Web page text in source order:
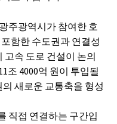
주광역시가 참여한 호
함한 수도권과 연결성
고속 도로 건설이 논의
조 4000억 원이 투입될
새로운 교통축을 형성
직접 연결하는 구간입